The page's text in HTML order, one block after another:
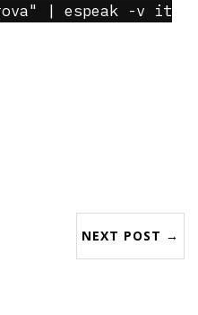
| espeak -v it
NEXT POST →